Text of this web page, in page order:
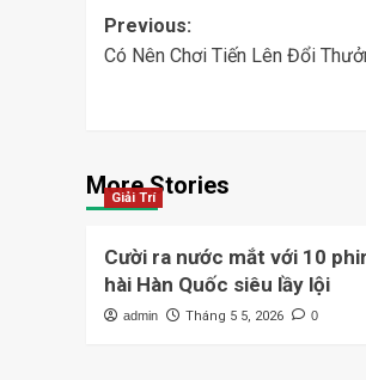
Post
navigation
Previous:
Có Nên Chơi Tiến Lên Đổi
More Stories
Giải Trí
Cười ra nước mắt với 10
hài Hàn Quốc siêu lầy lội
admin Tháng 5 5, 2026 0